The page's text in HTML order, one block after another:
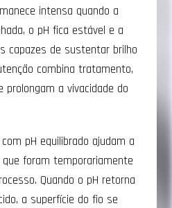
intensa quando a
o pH fica estável e a
capazes de sustentar brilho
combina tratamento,
prolongam a vivacidade do
pH equilibrado ajudam a
foram temporariamente
Quando o pH retorna
a superfície do fio se